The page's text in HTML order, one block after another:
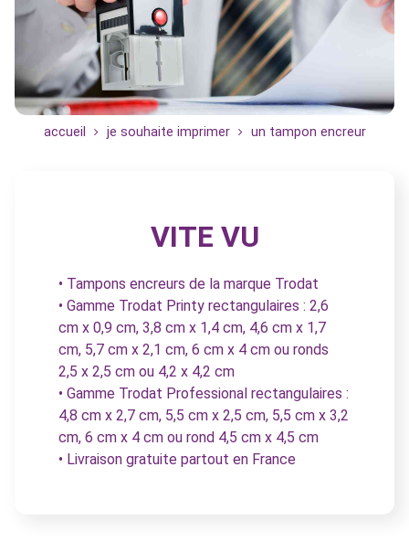
accueil je souhaite imprimer un tampon encreur
VITE VU
• Tampons encreurs de la marque Trodat
• Gamme Trodat Printy rectangulaires : 2,6
cm x 0,9 cm, 3,8 cm x 1,4 cm, 4,6 cm x 1,7
cm, 5,7 cm x 2,1 cm, 6 cm x 4 cm ou ronds
2,5 x 2,5 cm ou 4,2 x 4,2 cm
• Gamme Trodat Professional rectangulaires :
4,8 cm x 2,7 cm, 5,5 cm x 2,5 cm, 5,5 cm x 3,2
cm, 6 cm x 4 cm ou rond 4,5 cm x 4,5 cm
• Livraison gratuite partout en France